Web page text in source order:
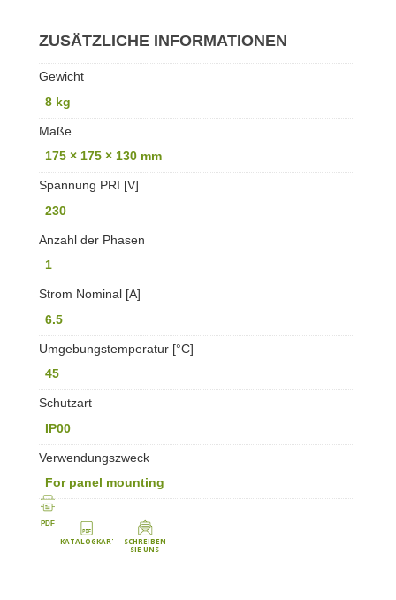
ZUSÄTZLICHE INFORMATIONEN
Gewicht
8 kg
Maße
175 × 175 × 130 mm
Spannung PRI [V]
230
Anzahl der Phasen
1
Strom Nominal [A]
6.5
Umgebungstemperatur [°C]
45
Schutzart
IP00
Verwendungszweck
For panel mounting
PDF
KATALOGKARTE
SCHREIBEN
SIE UNS